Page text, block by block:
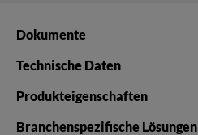
Dokumente
Technische Daten
Produkteigenschaften
Branchenspezifische Lösungen